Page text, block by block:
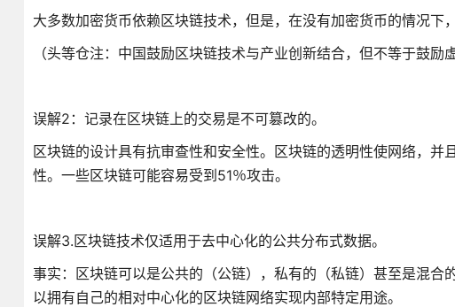
大多数加密货币依赖区块链技术，但是，在没有加密货币的情况下
（头等仓注：中国鼓励区块链技术与产业创新结合，但不等于鼓励
误解2：记录在区块链上的交易是不可篡改的。
区块链的设计具有抗审查性和安全性。区块链的透明性使网络，
性。一些区块链可能容易受到51％攻击。
误解3.区块链技术仅适用于去中心化的公共分布式数据。
事实：区块链可以是公共的（公链），私有的（私链）甚至是混
以拥有自己的相对中心化的区块链网络实现内部特定用途。